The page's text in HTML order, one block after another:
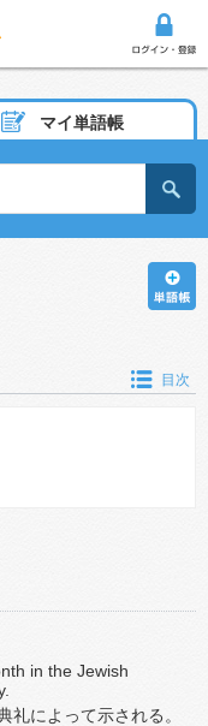
マイ単語帳
目次
in the Jewish
礼によって示される。